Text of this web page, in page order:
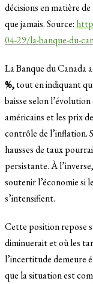
décisions en matière
que jamais. Source:
04-29/la-banque-du-
La Banque du Canada
%,tout en indiquant
baisse selon
américains et les prix
contrôle de l’inflation.
hausses de taux
persistante. À
soutenir l’économie si
s’intensifient.
Cette position repose
diminuerait et où les
l’incertitude demeure
que la situation est